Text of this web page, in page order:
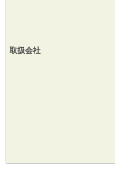
取扱会社